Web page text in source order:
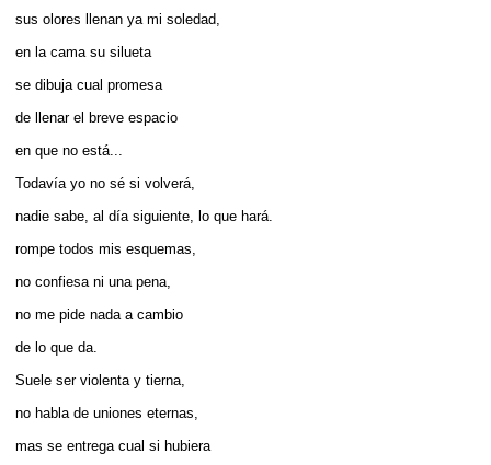
sus olores llenan ya mi soledad,
en la cama su silueta
se dibuja cual promesa
de llenar el breve espacio
en que no está...
Todavía yo no sé si volverá,
nadie sabe, al día siguiente, lo que hará.
rompe todos mis esquemas,
no confiesa ni una pena,
no me pide nada a cambio
de lo que da.
Suele ser violenta y tierna,
no habla de uniones eternas,
mas se entrega cual si hubiera